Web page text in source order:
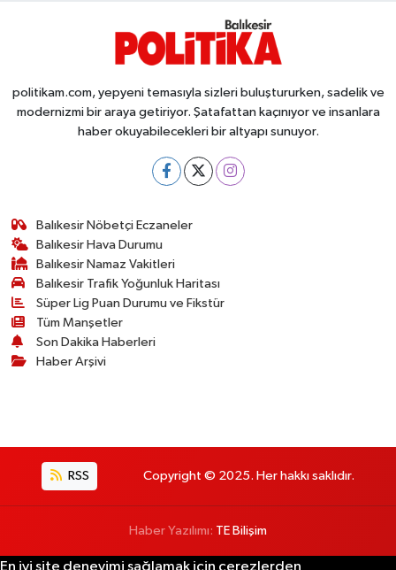
politikam.com, yepyeni temasıyla sizleri buluştururken, sadelik ve
modernizmi bir araya getiriyor. Şatafattan kaçınıyor ve insanlara
haber okuyabilecekleri bir altyapı sunuyor.
Balıkesir Nöbetçi Eczaneler
Balıkesir Hava Durumu
Balıkesir Namaz Vakitleri
Balıkesir Trafik Yoğunluk Haritası
Süper Lig Puan Durumu ve Fikstür
Tüm Manşetler
Son Dakika Haberleri
Haber Arşivi
RSS Copyright © 2025. Her hakkı saklıdır.
Haber Yazılımı: TE Bilişim
En iyi site deneyimi sağlamak için çerezlerden